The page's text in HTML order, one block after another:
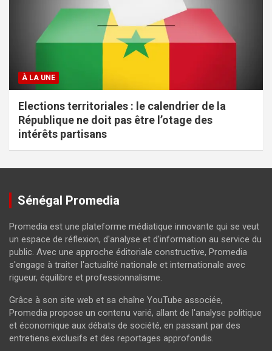
À LA UNE
Elections territoriales : le calendrier de la
République ne doit pas être l’otage des
intérêts partisans
Sénégal Promedia
Promedia est une plateforme médiatique innovante qui se veut
un espace de réflexion, d'analyse et d'information au service du
public. Avec une approche éditoriale constructive, Promedia
s'engage à traiter l'actualité nationale et internationale avec
rigueur, équilibre et professionnalisme.
Grâce à son site web et sa chaîne YouTube associée,
Promedia propose un contenu varié, allant de l'analyse politique
et économique aux débats de société, en passant par des
entretiens exclusifs et des reportages approfondis.